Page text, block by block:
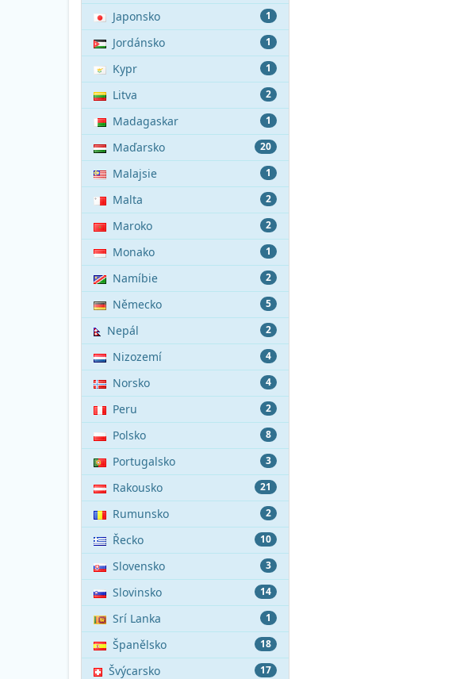
1
Japonsko
1
Jordánsko
1
Kypr
2
Litva
1
Madagaskar
20
Maďarsko
1
Malajsie
2
Malta
2
Maroko
1
Monako
2
Namíbie
5
Německo
2
Nepál
4
Nizozemí
4
Norsko
2
Peru
8
Polsko
3
Portugalsko
21
Rakousko
2
Rumunsko
10
Řecko
3
Slovensko
14
Slovinsko
1
Srí Lanka
18
Španělsko
17
Švýcarsko